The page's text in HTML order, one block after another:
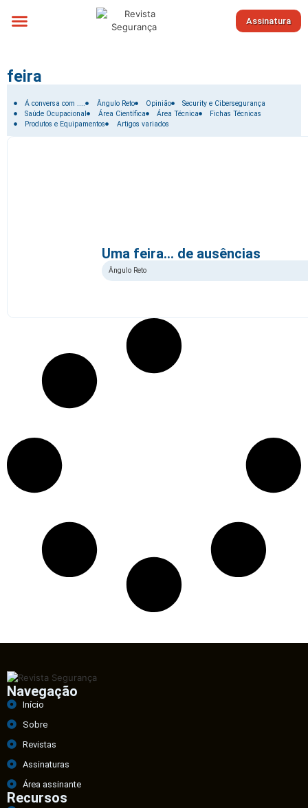
Assinatura
feira
Filtrar por:
Á conversa com .... Ângulo Reto Opinião
Security e Cibersegurança
Saúde Ocupacional
Área Científica Área Técnica
Fichas Técnicas
Produtos e Equipamentos
Artigos variados
Uma feira… de ausências
Ângulo Reto
Navegação
Início
Sobre
Revistas
Assinaturas
Área assinante
Recursos